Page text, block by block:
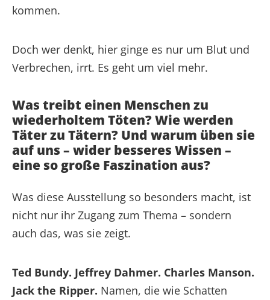
kommen.
Doch wer denkt, hier ginge es nur um Blut und
Verbrechen, irrt. Es geht um viel mehr.
Was treibt einen Menschen zu
wiederholtem Töten? Wie werden
Täter zu Tätern? Und warum üben sie
auf uns – wider besseres Wissen –
eine so große Faszination aus?
Was diese Ausstellung so besonders macht, ist
nicht nur ihr Zugang zum Thema – sondern
auch das, was sie zeigt.
Ted Bundy. Jeffrey Dahmer. Charles Manson.
Jack the Ripper. Namen, die wie Schatten